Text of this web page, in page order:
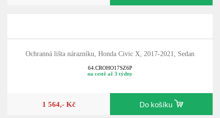
Ochranná lišta nárazníku, Honda Civic X, 2017-2021, Sedan
64.CROHO17SZ6P
na cestě až 3 týdny
1 564,- Kč Do košíku